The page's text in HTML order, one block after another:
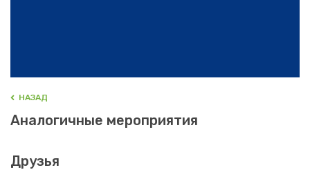
HАЗАД
Аналогичные мероприятия
Друзья